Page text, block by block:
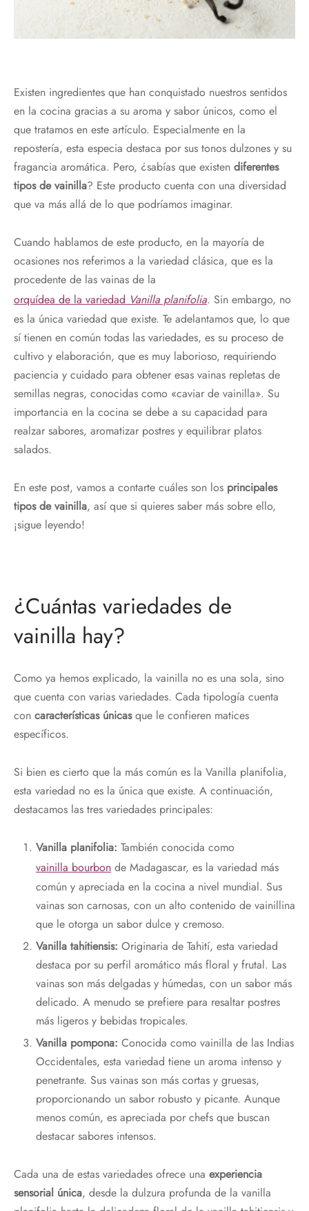
Existen ingredientes que han conquistado nuestros sentidos
en la cocina gracias a su aroma y sabor únicos, como el
que tratamos en este artículo. Especialmente en la
repostería, esta especia destaca por sus tonos dulzones y su
fragancia aromática. Pero, ¿sabías que existen diferentes
tipos de vainilla? Este producto cuenta con una diversidad
que va más allá de lo que podríamos imaginar.
Cuando hablamos de este producto, en la mayoría de
ocasiones nos referimos a la variedad clásica, que es la
procedente de las vainas de la
orquídea de la variedad Vanilla planifolia. Sin embargo, no
es la única variedad que existe. Te adelantamos que, lo que
sí tienen en común todas las variedades, es su proceso de
cultivo y elaboración, que es muy laborioso, requiriendo
paciencia y cuidado para obtener esas vainas repletas de
semillas negras, conocidas como «caviar de vainilla». Su
importancia en la cocina se debe a su capacidad para
realzar sabores, aromatizar postres y equilibrar platos
salados.
En este post, vamos a contarte cuáles son los principales
tipos de vainilla, así que si quieres saber más sobre ello,
¡sigue leyendo!
¿Cuántas variedades de
vainilla hay?
Como ya hemos explicado, la vainilla no es una sola, sino
que cuenta con varias variedades. Cada tipología cuenta
con características únicasque le confieren matices
específicos.
Si bien es cierto que la más común es la Vanilla planifolia,
esta variedad no es la única que existe. A continuación,
destacamos las tres variedades principales:
Vanilla planifolia: También conocida como
vainilla bourbonde Madagascar, es la variedad más
común y apreciada en la cocina a nivel mundial. Sus
vainas son carnosas, con un alto contenido de vainillina
que le otorga un sabor dulce y cremoso.
Vanilla tahitiensis: Originaria de Tahití, esta variedad
destaca por su perfil aromático más floral y frutal. Las
vainas son más delgadas y húmedas, con un sabor más
delicado. A menudo se prefiere para resaltar postres
más ligeros y bebidas tropicales.
Vanilla pompona: Conocida como vainilla de las Indias
Occidentales, esta variedad tiene un aroma intenso y
penetrante. Sus vainas son más cortas y gruesas,
proporcionando un sabor robusto y picante. Aunque
menos común, es apreciada por chefs que buscan
destacar sabores intensos.
Cada una de estas variedades ofrece una experiencia
sensorial única, desde la dulzura profunda de la vanilla